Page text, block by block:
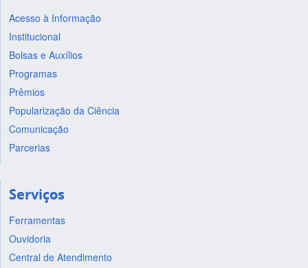
Acesso à Informação
Institucional
Bolsas e Auxílios
Programas
Prêmios
Popularização da Ciência
Comunicação
Parcerias
Serviços
Ferramentas
Ouvidoria
Central de Atendimento